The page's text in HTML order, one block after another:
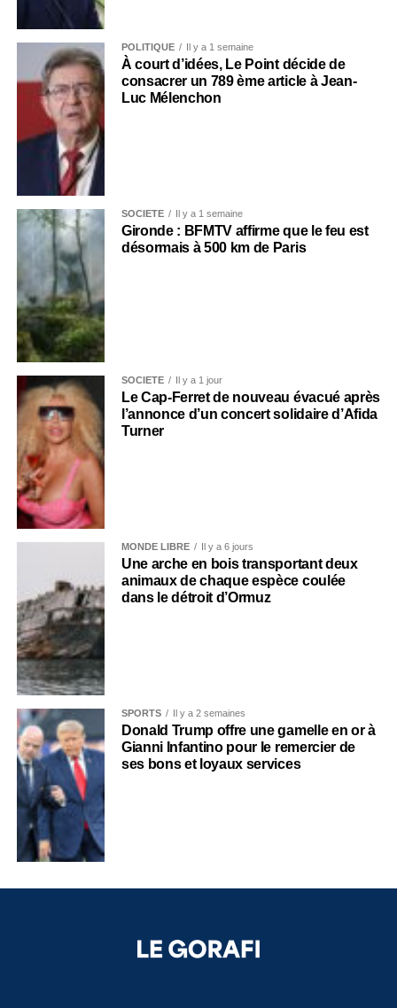
POLITIQUE Il y a 1 semaine
À court d’idées, Le Point décide de
consacrer un 789 ème article à Jean-
Luc Mélenchon
SOCIÉTÉ Il y a 1 semaine
Gironde : BFMTV affirme que le feu est
désormais à 500 km de Paris
SOCIÉTÉ Il y a 1 jour
Le Cap-Ferret de nouveau évacué après
l’annonce d’un concert solidaire d’Afida
Turner
MONDE LIBRE Il y a 6 jours
Une arche en bois transportant deux
animaux de chaque espèce coulée
dans le détroit d’Ormuz
SPORTS Il y a 2 semaines
Donald Trump offre une gamelle en or à
Gianni Infantino pour le remercier de
ses bons et loyaux services